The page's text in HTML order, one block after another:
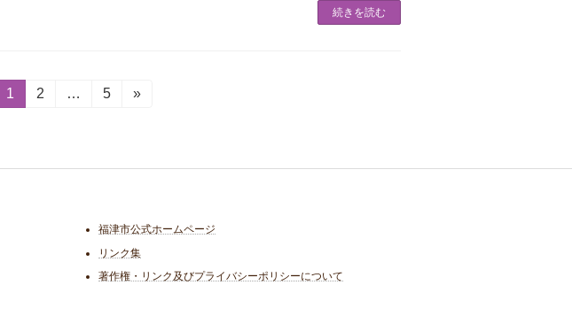
続きを読む
固
定
ジ
1
固
ジ
2 …
固
ジ
5 »
福津市公式ホームページ
リンク集
著作権・リンク及びプライバシーポリシーについて